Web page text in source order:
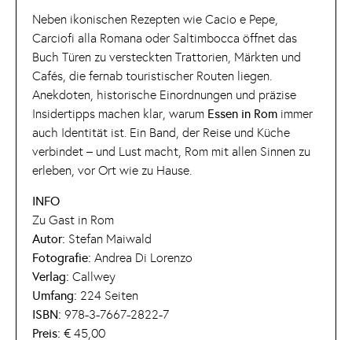
Neben ikonischen Rezepten wie Cacio e Pepe,
Carciofi alla Romana oder Saltimbocca öffnet das
Buch Türen zu versteckten Trattorien, Märkten und
Cafés, die fernab touristischer Routen liegen.
Anekdoten, historische Einordnungen und präzise
Insidertipps machen klar, warum Essen in Rom immer
auch Identität ist. Ein Band, der Reise und Küche
verbindet – und Lust macht, Rom mit allen Sinnen zu
erleben, vor Ort wie zu Hause.
INFO
Zu Gast in Rom
Autor: Stefan Maiwald
Fotografie: Andrea Di Lorenzo
Verlag: Callwey
Umfang: 224 Seiten
ISBN: 978-3-7667-2822-7
Preis: € 45,00